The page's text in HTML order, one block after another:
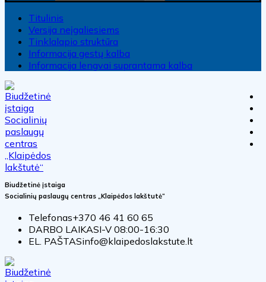
Titulinis
Versija neįgaliesiems
Tinklalapio struktūra
Informacija gestų kalba
Informacija lengvai suprantama kalba
Biudžetinė įstaiga
Socialinių paslaugų centras „Klaipėdos lakštutė“
Telefonas+370 46 41 60 65
DARBO LAIKASI-V 08:00-16:30
EL. PAŠTASinfo@klaipedoslakstute.lt